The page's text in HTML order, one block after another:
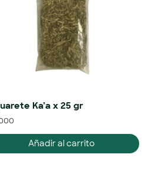
Ka’a x 25 gr
Añadir al carrito